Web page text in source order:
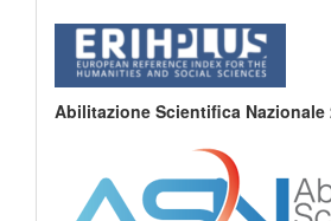
Abilitazione Scientifica Nazionale